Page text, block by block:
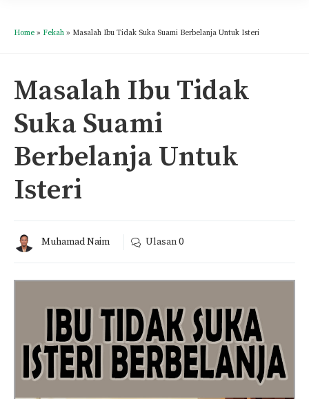
Home » Fekah » Masalah Ibu Tidak Suka Suami Berbelanja Untuk Isteri
Masalah Ibu Tidak
Suka Suami
Berbelanja Untuk
Isteri
Muhamad Naim Ulasan0